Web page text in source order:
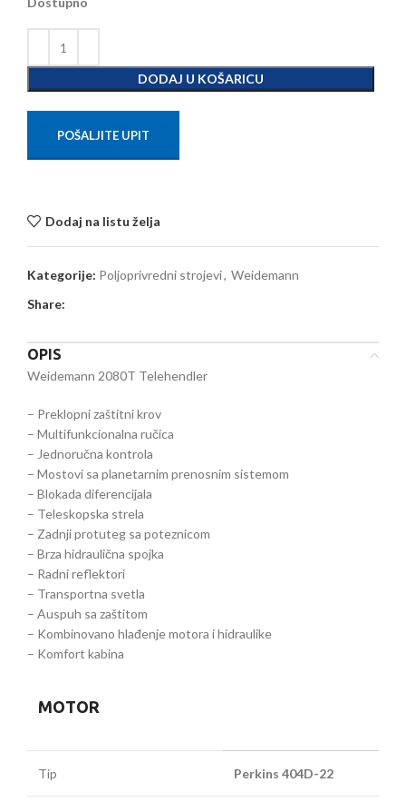
DODAJ U KOŠARICU
POŠALJITE UPIT
Dodaj na listu želja
Kategorije: Poljoprivredni strojevi, Weidemann
Share:
OPIS
Weidemann 2080T Telehendler
– Preklopni zaštitni krov
– Multifunkcionalna ručica
– Jednoručna kontrola
– Mostovi sa planetarnim prenosnim sistemom
– Blokada diferencijala
– Teleskopska strela
– Zadnji protuteg sa poteznicom
– Brza hidraulična spojka
– Radni reflektori
– Transportna svetla
– Auspuh sa zaštitom
– Kombinovano hlađenje motora i hidraulike
– Komfort kabina
MOTOR
Tip Perkins 404D-22